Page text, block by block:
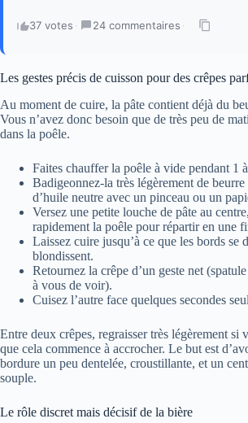
37 votes · 24 commentaires ·
Les gestes précis de cuisson pour des crêpes
Au moment de cuire, la pâte contient déjà du
Vous n’avez donc besoin que de très peu de
dans la poêle.
Faites chauffer la poêle à vide pendant 1
Badigeonnez-la très légèrement de
d’huile neutre avec un pinceau ou un
Versez une petite louche de pâte au
rapidement la poêle pour répartir en une
Laissez cuire jusqu’à ce que les bords se
blondissent.
Retournez la crêpe d’un geste net
à vous de voir).
Cuisez l’autre face quelques secondes
Entre deux crêpes, regraisser très légèrement si
que cela commence à accrocher. Le but est
bordure un peu dentelée, croustillante, et un
souple.
Le rôle discret mais décisif de la bière